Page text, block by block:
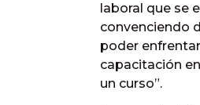
laboral que se
convenciendo
poder
capacitación
un curso”.